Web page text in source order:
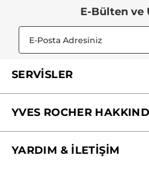
E-Bülten
SERVİSLER
YVES ROCHER
Yves Rocher Vakfı
YARDIM & İLETİŞİM